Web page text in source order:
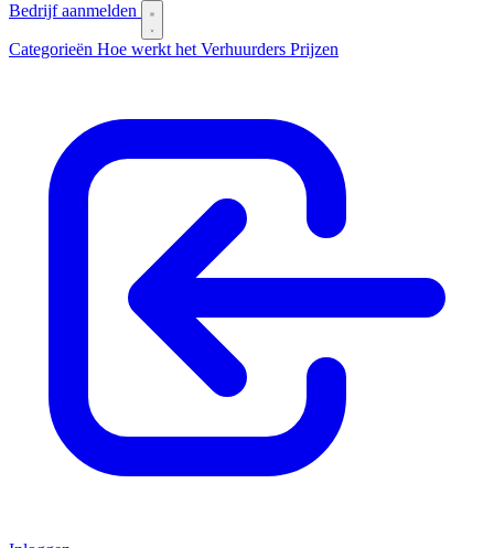
Bedrijf aanmelden
Categorieën Hoe werkt het Verhuurders Prijzen